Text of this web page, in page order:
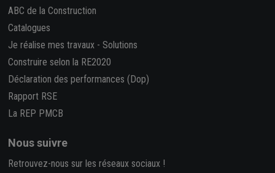
ABC de la Construction
Catalogues
Je réalise mes travaux - Solutions
Construire selon la RE2020
Déclaration des performances (Dop)
Rapport RSE
La REP PMCB
Nous suivre
Retrouvez-nous sur les réseaux sociaux !